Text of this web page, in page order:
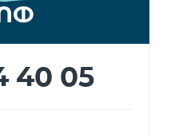
40 05